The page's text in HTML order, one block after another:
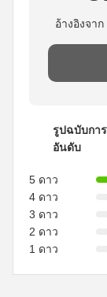
อ้างอิงจา
รูปฉบับกา
อันดับ
5 ดาว
4 ดาว
3 ดาว
2 ดาว
1 ดาว